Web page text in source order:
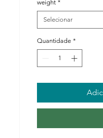
weight *
Selecionar
Quantidade *